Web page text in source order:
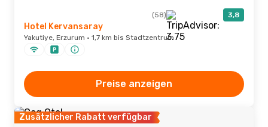
(58) 3,8
Hotel Kervansaray
Yakutiye, Erzurum · 1,7 km bis Stadtzentrum
Preise anzeigen
Zusätzlicher Rabatt verfügbar